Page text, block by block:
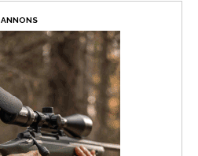
ANNONS